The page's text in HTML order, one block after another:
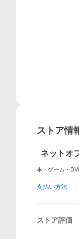
ストア情
ネットオ
本・ゲーム・
支払い方法
ストア評価